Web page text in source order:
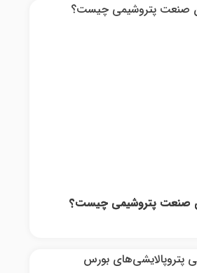
صنعت پتروشیمی چیست؟